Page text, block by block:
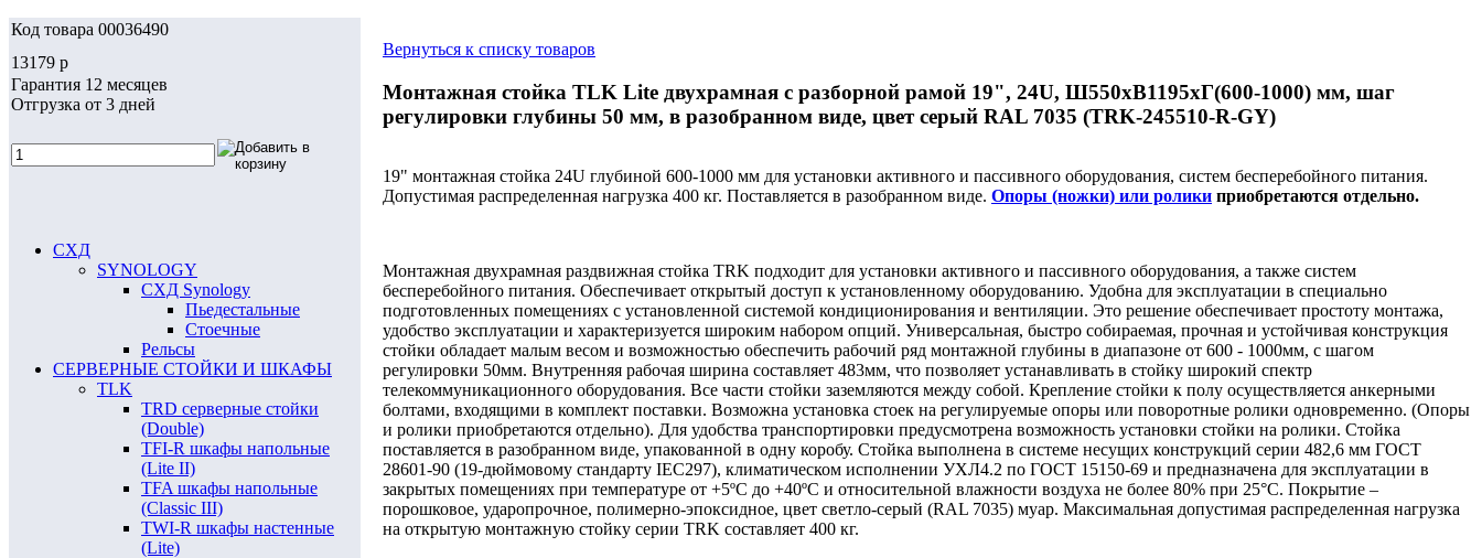
Код товара 00036490
13179 p
Гарантия 12 месяцев
Отгрузка от 3 дней
СХД
SYNOLOGY
СХД Synology
Пьедестальные
Стоечные
Рельсы
СЕРВЕРНЫЕ СТОЙКИ И ШКАФЫ
TLK
TRD серверные стойки
(Double)
TFI-R шкафы напольные
(Lite II)
TFA шкафы напольные
(Classic III)
TWI-R шкафы настенные
(Lite)
Вернуться к списку товаров
Монтажная стойка TLK Lite двухрамная с разборной рамой 19", 24U, Ш550xВ1195xГ(600-1000) мм, шаг
регулировки глубины 50 мм, в разобранном виде, цвет серый RAL 7035 (TRK-245510-R-GY)
19" монтажная стойка 24U глубиной 600-1000 мм для установки активного и пассивного оборудования, систем бесперебойного питания.
Допустимая распределенная нагрузка 400 кг. Поставляется в разобранном виде. Опоры (ножки) или ролики приобретаются отдельно.
Монтажная двухрамная раздвижная стойка TRK подходит для установки активного и пассивного оборудования, а также систем
бесперебойного питания. Обеспечивает открытый доступ к установленному оборудованию. Удобна для эксплуатации в специально
подготовленных помещениях с установленной системой кондиционирования и вентиляции. Это решение обеспечивает простоту монтажа,
удобство эксплуатации и характеризуется широким набором опций. Универсальная, быстро собираемая, прочная и устойчивая конструкция
стойки обладает малым весом и возможностью обеспечить рабочий ряд монтажной глубины в диапазоне от 600 - 1000мм, с шагом
регулировки 50мм. Внутренняя рабочая ширина составляет 483мм, что позволяет устанавливать в стойку широкий спектр
телекоммуникационного оборудования. Все части стойки заземляются между собой. Крепление стойки к полу осуществляется анкерными
болтами, входящими в комплект поставки. Возможна установка стоек на регулируемые опоры или поворотные ролики одновременно. (Опоры
и ролики приобретаются отдельно). Для удобства транспортировки предусмотрена возможность установки стойки на ролики. Стойка
поставляется в разобранном виде, упакованной в одну коробу. Cтойка выполнена в системе несущих конструкций серии 482,6 мм ГОСТ
28601-90 (19-дюймовому стандарту IEC297), климатическом исполнении УХЛ4.2 по ГОСТ 15150-69 и предназначена для эксплуатации в
закрытых помещениях при температуре от +5ºС до +40ºС и относительной влажности воздуха не более 80% при 25°С. Покрытие –
порошковое, ударопрочное, полимерно-эпоксидное, цвет светло-серый (RAL 7035) муар. Максимальная допустимая распределенная нагрузка
на открытую монтажную стойку серии TRK составляет 400 кг.